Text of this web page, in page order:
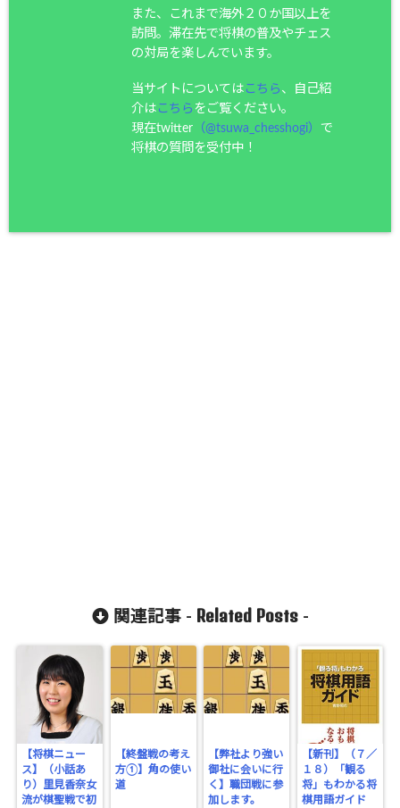
また、これまで海外２０か国以上を
訪問。滞在先で将棋の普及やチェス
の対局を楽しんでいます。
当サイトについてはこちら 、自己紹
介はこちら をご覧ください。
現在twitter（@tsuwa_chesshogi） で
将棋の質問を受付中！
関連記事 - Related Posts-
【将棋ニュー
ス】（小話あ
り）里見香奈女
流が棋聖戦で初
【終盤戦の考え
方①】角の使い
道
【弊社より強い
御社に会いに行
く】職団戦に参
加します。
【新刊】（７／
１８）「観る
将」もわかる将
棋用語ガイド